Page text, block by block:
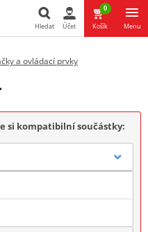
Hledat Účet
0
Košík Menu
a ovládací prvky
si kompatibilní součástky: